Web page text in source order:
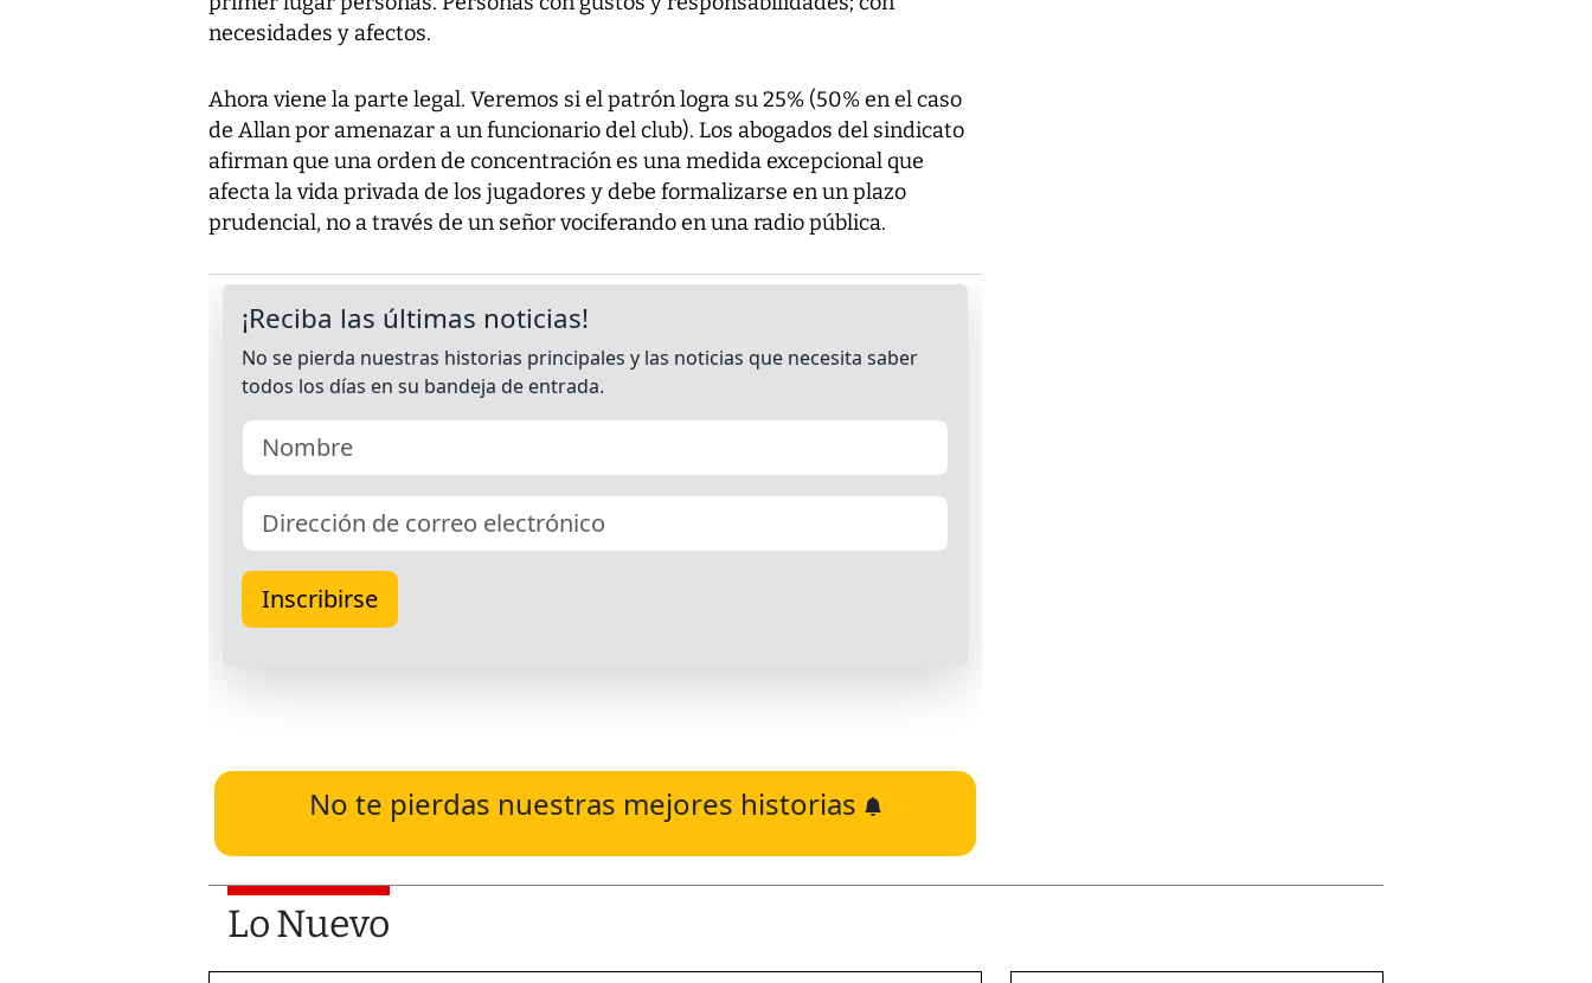
necesidades y afectos.
Ahora viene la parte legal. Veremos si el patrón logra su 25% (50% en el caso
de Allan por amenazar a un funcionario del club). Los abogados del sindicato
afirman que una orden de concentración es una medida excepcional que
afecta la vida privada de los jugadores y debe formalizarse en un plazo
prudencial, no a través de un señor vociferando en una radio pública.
No te pierdas nuestras mejores historias
Lo Nuevo